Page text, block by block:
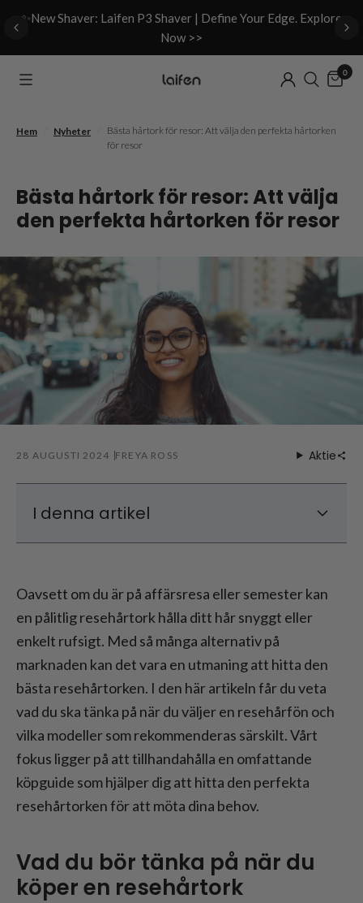
✨New Shaver: Laifen P3 Shaver | Define Your Edge. Explore
Now >>
0
Hem Nyheter
Bästa hårtork för resor: Att välja den perfekta hårtorken
för resor
Bästa hårtork för resor: Att välja
den perfekta hårtorken för resor
28 AUGUSTI 2024 FREYA ROSS Aktie
I denna artikel
Rekommenderad modell av hårtork för
resor
Kompakt och lätt: Den perfekta hårfönen
för resan
Hårtork för resor: Ofta ställda frågor
Slutsats
Oavsett om du är på affärsresa eller semester kan
en pålitlig resehårtork hålla ditt hår snyggt eller
enkelt rufsigt. Med så många alternativ på
marknaden kan det vara en utmaning att hitta den
bästa resehårtorken. I den här artikeln får du veta
vad du ska tänka på när du väljer en resehårfön och
vilka modeller som rekommenderas särskilt. Vårt
fokus ligger på att tillhandahålla en omfattande
köpguide som hjälper dig att hitta den perfekta
resehårtorken för att möta dina behov.
Vad du bör tänka på när du
köper en resehårtork